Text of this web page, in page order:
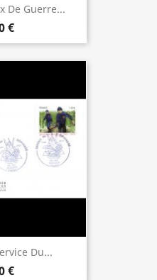
De Guerre...
€
Du...
€